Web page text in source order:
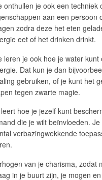
onthullen je ook een techniek
aan een persoon
zodra deze het eten
eet of het drinken drinkt.
leren je ook hoe je water kunt
Dat kun je dan
gebruiken, of je kunt het
tegen zwarte magie.
hoe je jezelf kunt
die je wilt beïnvloeden.
verbazingwekkende
van je charisma, zodat
in je buurt zijn, je mogen en